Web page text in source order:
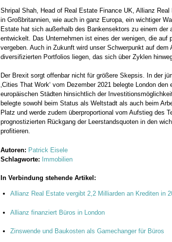
Shripal Shah, Head of Real Estate Finance UK, Allianz
in Großbritannien, wie auch in ganz Europa, ein wichtiger
Estate hat sich außerhalb des Bankensektors zu einem der
entwickelt. Das Unternehmen ist eines der wenigen, die auf
vergeben. Auch in Zukunft wird unser Schwerpunkt auf dem
diversifizierten Portfolios liegen, das sich über Zyklen
Der Brexit sorgt offenbar nicht für größere Skepsis. In der
‚Cities That Work‘ vom Dezember 2021 belegte London
europäischen Städten hinsichtlich der
belegte sowohl beim Status als Weltstadt als auch beim
Platz und werde zudem überproportional vom Aufstieg des
prognostizierten Rückgang der Leerstandsquoten in den
profitieren.
Autoren: Patrick Eisele
Schlagworte: Immobilien
In Verbindung stehende Artikel:
Allianz Real Estate vergibt 2,2 Milliarden an Krediten in
Allianz finanziert Büros in London
Zinswende und Baukosten als Gamechanger für Büros